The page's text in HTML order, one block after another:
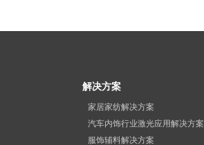
解决方案
家居家纺解决方案
汽车内饰行业激光应用解决方案
服饰辅料解决方案